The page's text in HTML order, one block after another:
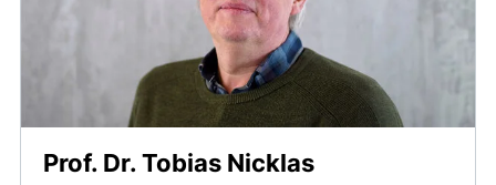
Prof. Dr. Tobias Nicklas